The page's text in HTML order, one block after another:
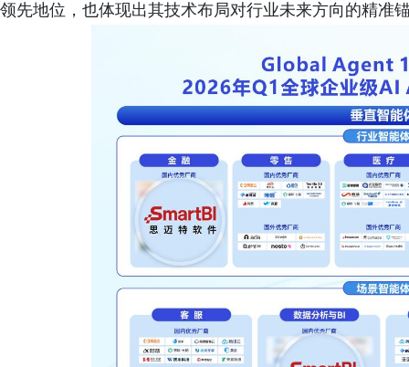
领先地位，也体现出其技术布局对行业未来方向的精准